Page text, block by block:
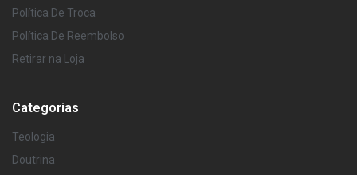
Política De Troca
Política De Reembolso
Retirar na Loja
Categorias
Teologia
Doutrina